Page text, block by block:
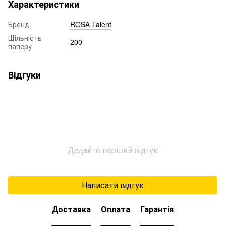
Характеристики
Бренд
ROSA Talent
Щільність
паперу
200
Відгуки
Додайте перший відгук
Написати відгук
Доставка Оплата Гарантія